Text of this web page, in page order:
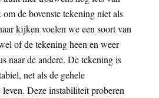
de bovenste tekening niet als
kijken voelen we een soort van
of de tekening heen en weer
naar de andere. De tekening is
net als de gehele
Deze instabiliteit proberen